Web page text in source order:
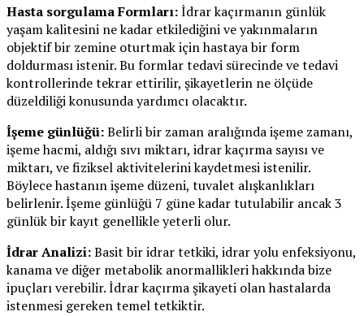
Hasta sorgulama Formları:İdrar kaçırmanın günlük
yaşam kalitesini ne kadar etkilediğini ve yakınmaların
objektif bir zemine oturtmak için hastaya bir form
doldurması istenir. Bu formlar tedavi sürecinde ve tedavi
kontrollerinde tekrar ettirilir, şikayetlerin ne ölçüde
düzeldiliği konusunda yardımcı olacaktır.
İşeme günlüğü:Belirli bir zaman aralığında işeme zamanı,
işeme hacmi, aldığı sıvı miktarı, idrar kaçırma sayısı ve
miktarı, ve fiziksel aktivitelerini kaydetmesi istenilir.
Böylece hastanın işeme düzeni, tuvalet alışkanlıkları
belirlenir. İşeme günlüğü 7 güne kadar tutulabilir ancak 3
günlük bir kayıt genellikle yeterli olur.
İdrar Analizi:Basit bir idrar tetkiki, idrar yolu enfeksiyonu,
kanama ve diğer metabolik anormallikleri hakkında bize
ipuçları verebilir. İdrar kaçırma şikayeti olan hastalarda
istenmesi gereken temel tetkiktir.